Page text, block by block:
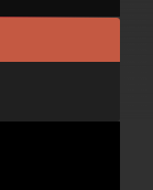
пароль